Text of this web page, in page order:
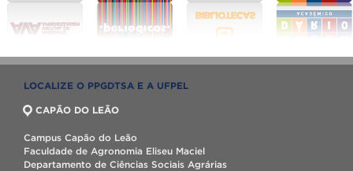
LOCALIZE O PPGDTSA E A UFPEL
CAPÃO DO LEÃO
Campus Capão do Leão
Faculdade de Agronomia Eliseu Maciel
Departamento de Ciências Sociais Agrárias